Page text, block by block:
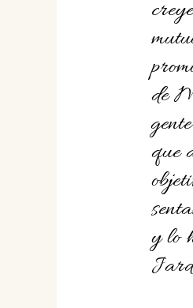
de
que
y lo